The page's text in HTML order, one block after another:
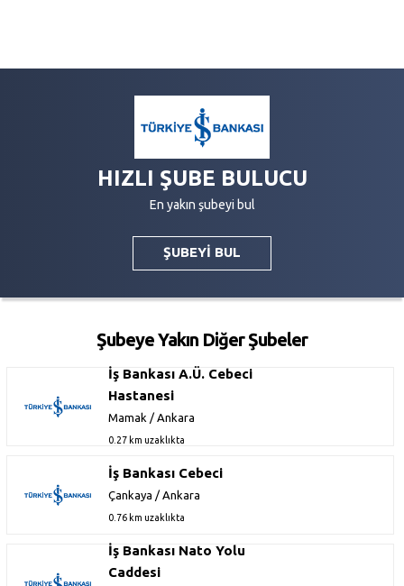
HIZLI ŞUBE BULUCU
En yakın şubeyi bul
ŞUBEYİ BUL
Şubeye Yakın Diğer Şubeler
İş Bankası A.Ü. Cebeci
Hastanesi
Mamak / Ankara
0.27 km uzaklıkta
İş Bankası Cebeci
Çankaya / Ankara
0.76 km uzaklıkta
İş Bankası Nato Yolu
Caddesi